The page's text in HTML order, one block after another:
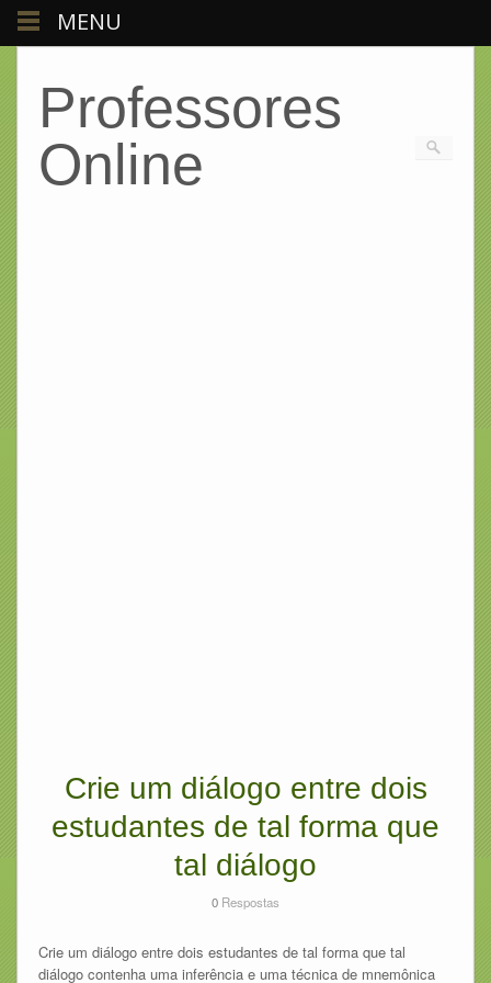
Professores
Online
Crie um diálogo entre dois
estudantes de tal forma que
tal diálogo
0 Respostas
Crie um diálogo entre dois estudantes de tal forma que tal
diálogo contenha uma inferência e uma técnica de mnemônica
MENU